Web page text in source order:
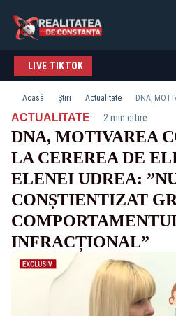
LIVE TIKTOK
Acasă Știri Actualitate
ACTUALITATE· 2 min citire
DNA, MOTIVAREA
LA CEREREA DE
ELENEI UDREA:
CONȘTIENTIZAT
INFRACȚIONAL”